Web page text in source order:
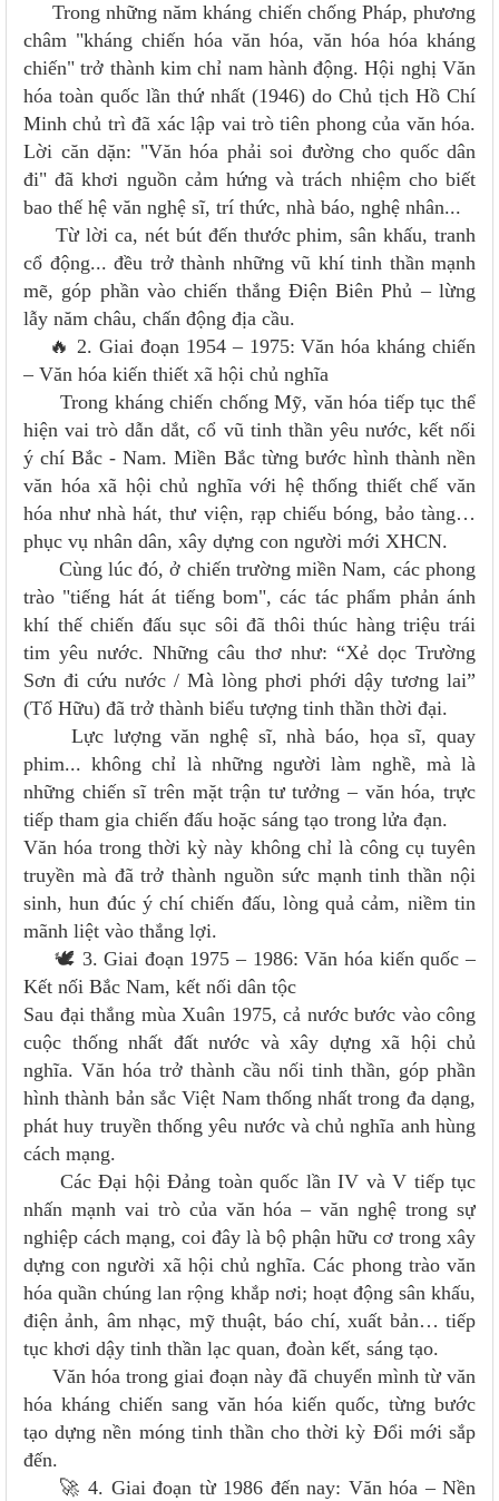
Trong những năm kháng chiến chống Pháp, phương
châm "kháng chiến hóa văn hóa, văn hóa hóa kháng
chiến" trở thành kim chỉ nam hành động. Hội nghị Văn
hóa toàn quốc lần thứ nhất (1946) do Chủ tịch Hồ Chí
Minh chủ trì đã xác lập vai trò tiên phong của văn hóa.
Lời căn dặn: "Văn hóa phải soi đường cho quốc dân
đi" đã khơi nguồn cảm hứng và trách nhiệm cho biết
bao thế hệ văn nghệ sĩ, trí thức, nhà báo, nghệ nhân...
Từ lời ca, nét bút đến thước phim, sân khấu, tranh
cổ động... đều trở thành những vũ khí tinh thần mạnh
mẽ, góp phần vào chiến thắng Điện Biên Phủ – lừng
lẫy năm châu, chấn động địa cầu.
🔥 2. Giai đoạn 1954 – 1975: Văn hóa kháng chiến
– Văn hóa kiến thiết xã hội chủ nghĩa
Trong kháng chiến chống Mỹ, văn hóa tiếp tục thể
hiện vai trò dẫn dắt, cổ vũ tinh thần yêu nước, kết nối
ý chí Bắc - Nam. Miền Bắc từng bước hình thành nền
văn hóa xã hội chủ nghĩa với hệ thống thiết chế văn
hóa như nhà hát, thư viện, rạp chiếu bóng, bảo tàng…
phục vụ nhân dân, xây dựng con người mới XHCN.
Cùng lúc đó, ở chiến trường miền Nam, các phong
trào "tiếng hát át tiếng bom", các tác phẩm phản ánh
khí thế chiến đấu sục sôi đã thôi thúc hàng triệu trái
tim yêu nước. Những câu thơ như: “Xẻ dọc Trường
Sơn đi cứu nước / Mà lòng phơi phới dậy tương lai”
(Tố Hữu) đã trở thành biểu tượng tinh thần thời đại.
Lực lượng văn nghệ sĩ, nhà báo, họa sĩ, quay
phim... không chỉ là những người làm nghề, mà là
những chiến sĩ trên mặt trận tư tưởng – văn hóa, trực
tiếp tham gia chiến đấu hoặc sáng tạo trong lửa đạn.
Văn hóa trong thời kỳ này không chỉ là công cụ tuyên
truyền mà đã trở thành nguồn sức mạnh tinh thần nội
sinh, hun đúc ý chí chiến đấu, lòng quả cảm, niềm tin
mãnh liệt vào thắng lợi.
🕊 3. Giai đoạn 1975 – 1986: Văn hóa kiến quốc –
Kết nối Bắc Nam, kết nối dân tộc
Sau đại thắng mùa Xuân 1975, cả nước bước vào công
cuộc thống nhất đất nước và xây dựng xã hội chủ
nghĩa. Văn hóa trở thành cầu nối tinh thần, góp phần
hình thành bản sắc Việt Nam thống nhất trong đa dạng,
phát huy truyền thống yêu nước và chủ nghĩa anh hùng
cách mạng.
Các Đại hội Đảng toàn quốc lần IV và V tiếp tục
nhấn mạnh vai trò của văn hóa – văn nghệ trong sự
nghiệp cách mạng, coi đây là bộ phận hữu cơ trong xây
dựng con người xã hội chủ nghĩa. Các phong trào văn
hóa quần chúng lan rộng khắp nơi; hoạt động sân khấu,
điện ảnh, âm nhạc, mỹ thuật, báo chí, xuất bản… tiếp
tục khơi dậy tinh thần lạc quan, đoàn kết, sáng tạo.
Văn hóa trong giai đoạn này đã chuyển mình từ văn
hóa kháng chiến sang văn hóa kiến quốc, từng bước
tạo dựng nền móng tinh thần cho thời kỳ Đổi mới sắp
đến.
🚀 4. Giai đoạn từ 1986 đến nay: Văn hóa – Nền